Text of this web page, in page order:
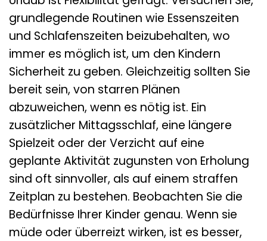
grundlegende Routinen wie Essenszeiten
und Schlafenszeiten beizubehalten, wo
immer es möglich ist, um den Kindern
Sicherheit zu geben. Gleichzeitig sollten Sie
bereit sein, von starren Plänen
abzuweichen, wenn es nötig ist. Ein
zusätzlicher Mittagsschlaf, eine längere
Spielzeit oder der Verzicht auf eine
geplante Aktivität zugunsten von Erholung
sind oft sinnvoller, als auf einem straffen
Zeitplan zu bestehen. Beobachten Sie die
Bedürfnisse Ihrer Kinder genau. Wenn sie
müde oder überreizt wirken, ist es besser,